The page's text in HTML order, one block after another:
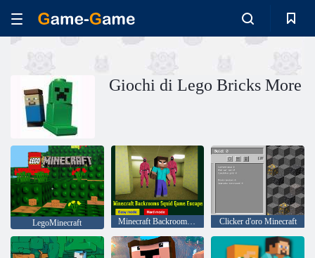
Giochi di Lego Bricks More
LegoMinecraft Minecraft Backrooms Squid Game Escape Clicker d'oro Minecraft